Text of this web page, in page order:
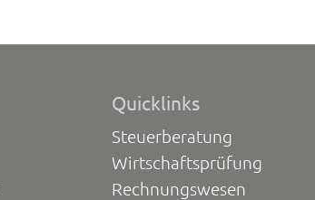
Quicklinks
Steuerberatung
Wirtschaftsprüfung
Rechnungswesen